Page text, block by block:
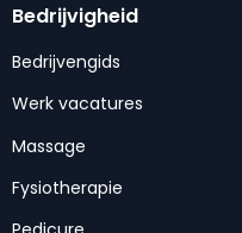
Bedrijvigheid
Bedrijvengids
Werk vacatures
Massage
Fysiotherapie